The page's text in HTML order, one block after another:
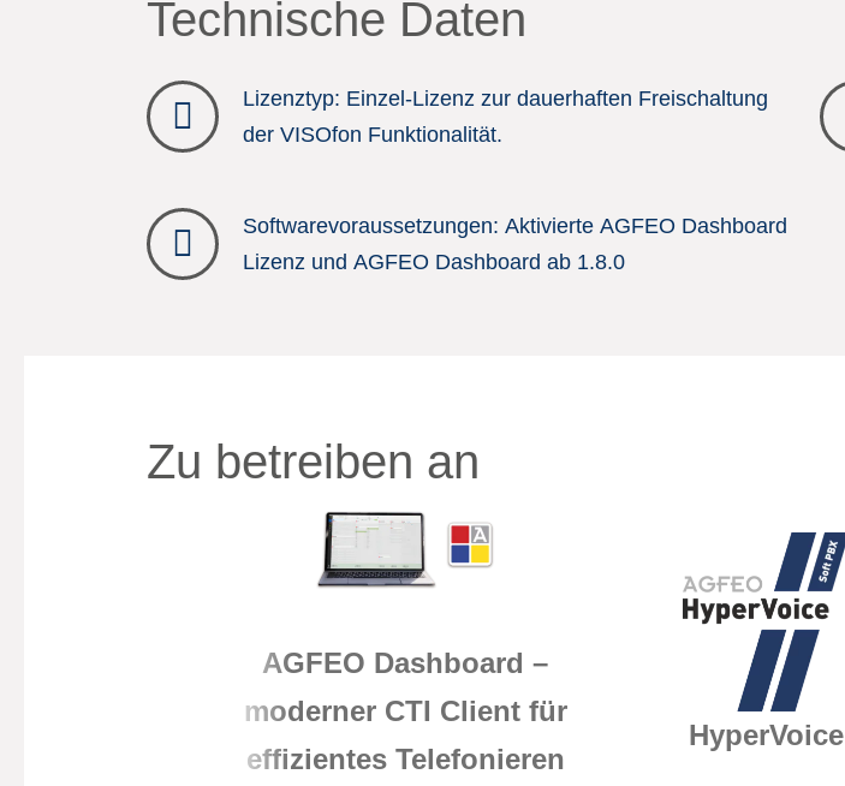
Technische Daten
Lizenztyp: Einzel-Lizenz zur dauerhaften Freischaltung
der VISOfon Funktionalität.
Softwarevoraussetzungen: Aktivierte AGFEO Dashboard
Lizenz und AGFEO Dashboard ab 1.8.0
Zu betreiben an
AGFEO Dashboard –
moderner CTI Client für
effizientes Telefonieren
HyperVoice